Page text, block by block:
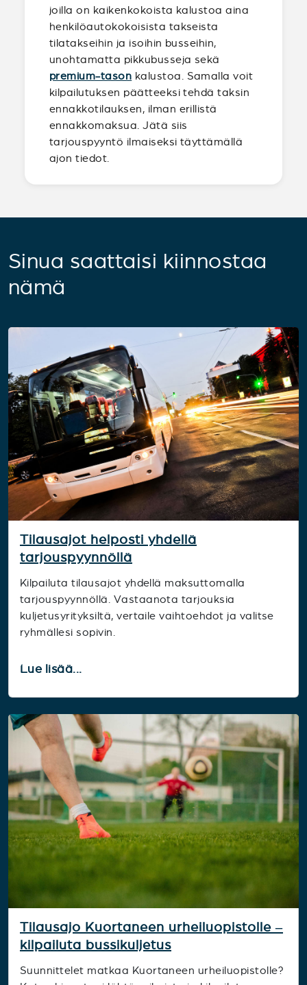
joilla on kaikenkokoista kalustoa aina
henkilöautokokoisista takseista
tilatakseihin ja isoihin busseihin,
unohtamatta pikkubusseja sekä
premium-tason kalustoa. Samalla voit
kilpailutuksen päätteeksi tehdä taksin
ennakkotilauksen, ilman erillistä
ennakkomaksua. Jätä siis
tarjouspyyntö ilmaiseksi täyttämällä
ajon tiedot.
Sinua saattaisi kiinnostaa
nämä
Tilausajot helposti yhdellä
tarjouspyynnöllä
Kilpailuta tilausajot yhdellä maksuttomalla
tarjouspyynnöllä. Vastaanota tarjouksia
kuljetusyrityksiltä, vertaile vaihtoehdot ja valitse
ryhmällesi sopivin.
Lue lisää...
Tilausajo Kuortaneen urheiluopistolle –
kilpailuta bussikuljetus
Suunnittelet matkaa Kuortaneen urheiluopistolle?